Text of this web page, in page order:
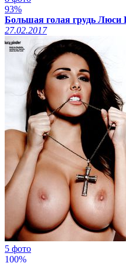
93%
Большая голая грудь Люси
27.02.2017
5 фото
100%